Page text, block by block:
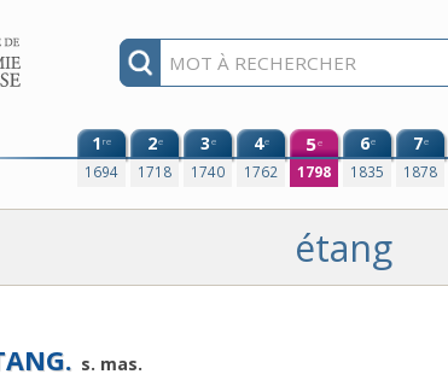
1re
1694
2e
1718
3e
1740
4e
1762
5e
1798
6e
1835
7e
1878
étang
s. mas.